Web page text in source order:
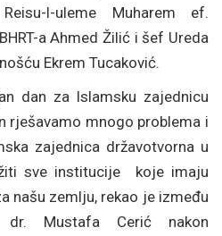
l-uleme Muharem ef.
a Ahmed Žilić i šef Ureda
Ekrem Tucaković.
dan za Islamsku zajednicu
rješavamo mnogo problema i
zajednica državotvorna u
sve institucije koje imaju
našu zemlju, rekao je između
dr. Mustafa Cerić nakon